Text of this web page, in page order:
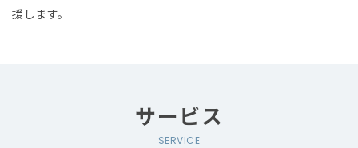
援します。
サービス